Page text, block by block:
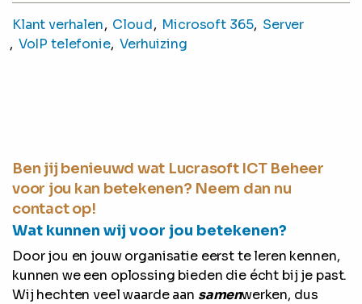
Klant verhalen Cloud Microsoft 365
Server
VoIP telefonie Verhuizing
Ben jij benieuwd wat Lucrasoft ICT Beheer
voor jou kan betekenen? Neem dan nu
contact op!
Wat kunnen wij voor jou betekenen?
Door jou en jouw organisatie eerst te leren kennen,
kunnen we een oplossing bieden die écht bij je past.
Wij hechten veel waarde aan samenwerken, dus